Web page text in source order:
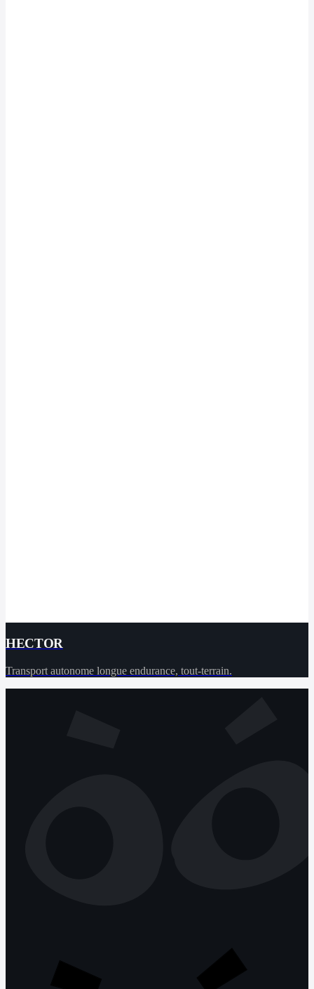
HECTOR
Transport autonome longue endurance, tout-terrain.